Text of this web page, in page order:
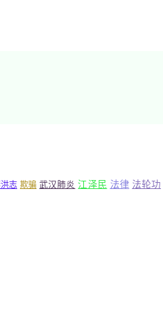
志 欺骗 武汉肺炎 江泽民 法律 法轮功